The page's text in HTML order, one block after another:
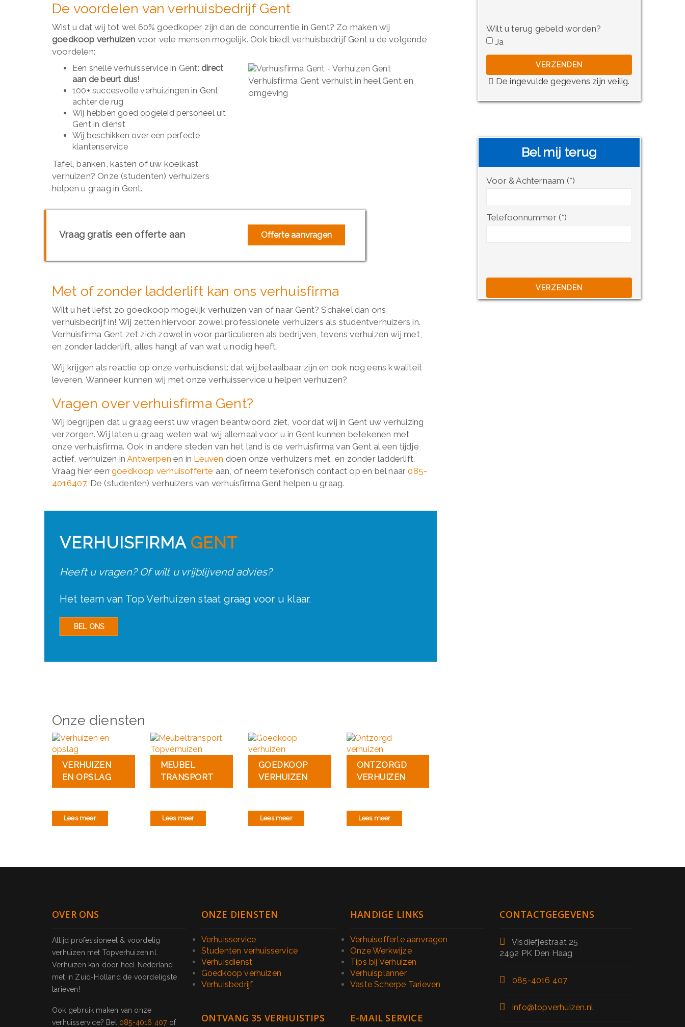
De voordelen van verhuisbedrijf Gent
Wist u dat wij tot wel 60% goedkoper zijn dan de concurrentie in Gent? Zo maken wij
goedkoop verhuizen voor vele mensen mogelijk. Ook biedt verhuisbedrijf Gent u de volgende
voordelen:
Een snelle verhuisservice in Gent: direct
aan de beurt dus!
100+ succesvolle verhuizingen in Gent
achter de rug
Wij hebben goed opgeleid personeel uit
Gent in dienst
Wij beschikken over een perfecte
klantenservice
Tafel, banken, kasten of uw koelkast
verhuizen? Onze (studenten) verhuizers
helpen u graag in Gent.
Verhuisfirma Gent verhuist in heel Gent en
omgeving
Vraag gratis een offerte aan Offerte aanvragen
Met of zonder ladderlift kan ons verhuisfirma
Wilt u het liefst zo goedkoop mogelijk verhuizen van of naar Gent? Schakel dan ons
verhuisbedrijf in! Wij zetten hiervoor zowel professionele verhuizers als studentverhuizers in.
Verhuisfirma Gent zet zich zowel in voor particulieren als bedrijven, tevens verhuizen wij met,
en zonder ladderlift, alles hangt af van wat u nodig heeft.
Wij krijgen als reactie op onze verhuisdienst: dat wij betaalbaar zijn en ook nog eens kwaliteit
leveren. Wanneer kunnen wij met onze verhuisservice u helpen verhuizen?
Vragen over verhuisfirma Gent?
Wij begrijpen dat u graag eerst uw vragen beantwoord ziet, voordat wij in Gent uw verhuizing
verzorgen. Wij laten u graag weten wat wij allemaal voor u in Gent kunnen betekenen met
onze verhuisfirma. Ook in andere steden van het land is de verhuisfirma van Gent al een tijdje
actief, verhuizen inAntwerpen en in Leuven doen onze verhuizers met, en zonder ladderlift.
Vraag hier een goedkoop verhuisofferte aan, of neem telefonisch contact op en bel naar085-
4016407. De (studenten) verhuizers van verhuisfirma Gent helpen u graag.
VERHUISFIRMAGENT
Heeft u vragen? Of wilt u vrijblijvend advies?
Het team van Top Verhuizen staat graag voor u klaar.
BEL ONS
Onze diensten
VERHUIZEN
EN OPSLAG
Lees meer
MEUBEL
TRANSPORT
Lees meer
GOEDKOOP
VERHUIZEN
Lees meer
ONTZORGD
VERHUIZEN
Lees meer
Wilt u terug gebeld worden?
Ja
De ingevulde gegevens zijn veilig.
Bel mij terug
Voor & Achternaam (*)
Telefoonnummer (*)
OVER ONS
Altijd professioneel & voordelig
verhuizen met Topverhuizen.nl.
Verhuizen kan door heel Nederland
met in Zuid-Holland de voordeligste
tarieven!
Ook gebruik maken van onze
verhuisservice? Bel 085-4016 407of
ONZE DIENSTEN
Verhuisservice
Studenten verhuisservice
Verhuisdienst
Goedkoop verhuizen
Verhuisbedrijf
ONTVANG 35 VERHUISTIPS
HANDIGE LINKS
Verhuisofferte aanvragen
Onze Werkwijze
Tips bij Verhuizen
Verhuisplanner
Vaste Scherpe Tarieven
E-MAIL SERVICE
CONTACTGEGEVENS
Visdiefjestraat 25
2492 PK Den Haag
085-4016 407
info@topverhuizen.nl